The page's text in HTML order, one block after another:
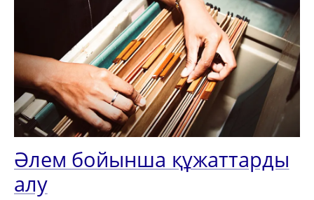
Әлем бойынша құжаттарды
алу